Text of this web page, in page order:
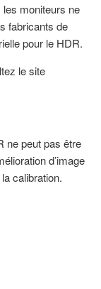
moniteurs ne
fabricants de
pour le HDR.
le site
ne peut pas être
d’image
calibration.